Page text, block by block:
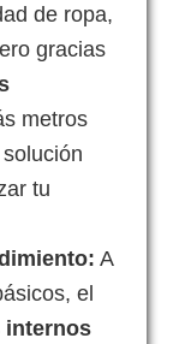
de ropa,
gracias
metros
tu
A
el
internos